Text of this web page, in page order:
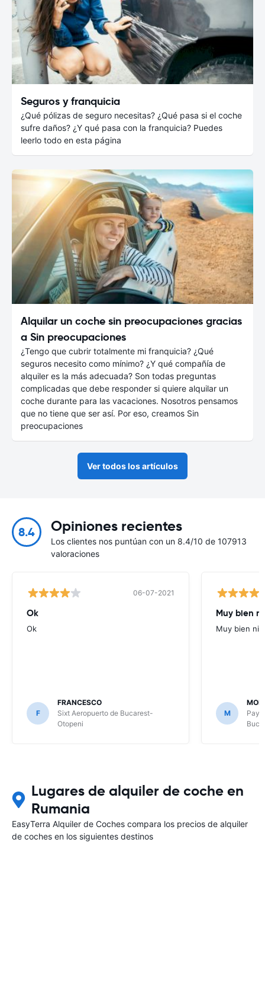
Seguros y franquicia
¿Qué pólizas de seguro necesitas? ¿Qué pasa si el coche
sufre daños? ¿Y qué pasa con la franquicia? Puedes
leerlo todo en esta página
Alquilar un coche sin preocupaciones gracias
a Sin preocupaciones
¿Tengo que cubrir totalmente mi franquicia? ¿Qué
seguros necesito como mínimo? ¿Y qué compañía de
alquiler es la más adecuada? Son todas preguntas
complicadas que debe responder si quiere alquilar un
coche durante para las vacaciones. Nosotros pensamos
que no tiene que ser así. Por eso, creamos Sin
preocupaciones
Ver todos los artículos
8.4 Opiniones recientes
Los clientes nos puntúan con un 8.4/10 de 107913
valoraciones
06-07-2021
Ok
Ok
F
FRANCESCO
Sixt Aeropuerto de Bucarest-
Otopeni
Muy bien
Muy bien
M
Lugares de alquiler de coche en
Rumania
EasyTerra Alquiler de Coches compara los precios de alquiler
de coches en los siguientes destinos